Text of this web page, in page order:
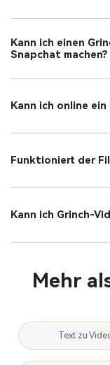
Kann ich einen
Snapchat machen?
Kann ich online
Funktioniert der
Kann ich Grinch-
Mehr
Text zu